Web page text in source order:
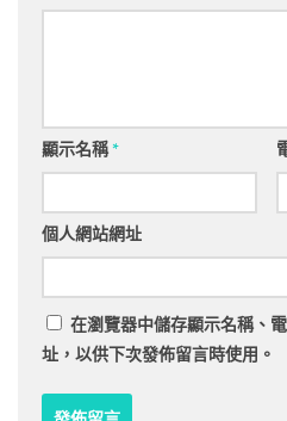
顯示名稱*
個人網站網址
在瀏覽器中儲存顯示名稱、
址，以供下次發佈留言時使用。